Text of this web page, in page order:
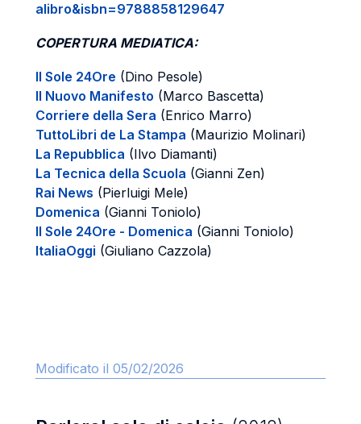
alibro&isbn=9788858129647
COPERTURA MEDIATICA:
Il Sole 24Ore (Dino Pesole)
Il Nuovo Manifesto (Marco Bascetta)
Corriere della Sera (Enrico Marro)
TuttoLibri de La Stampa (Maurizio Molinari)
La Repubblica (Ilvo Diamanti)
La Tecnica della Scuola (Gianni Zen)
Rai News (Pierluigi Mele)
Domenica (Gianni Toniolo)
Il Sole 24Ore - Domenica (Gianni Toniolo)
ItaliaOggi (Giuliano Cazzola)
Modificato il 05/02/2026